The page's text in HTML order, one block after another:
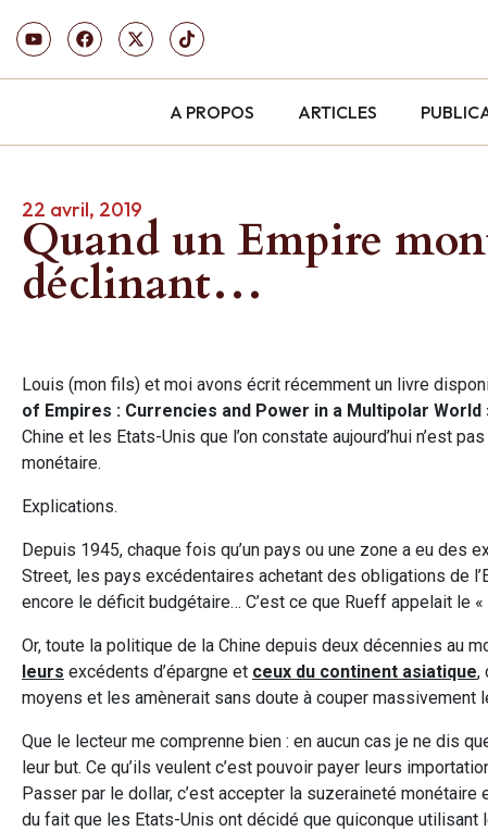
A PROPOS ARTICLES
22 avril, 2019
Quand un Empire
déclinant…
Louis (mon fils) et moi avons écrit récemment un livre
of Empires : Currencies and Power in a Multipolar World
Chine et les Etats-Unis que l’on constate aujourd’hui n’est
monétaire.
Explications.
Depuis 1945, chaque fois qu’un pays ou une zone a eu des
Street, les pays excédentaires achetant des obligations de
encore le déficit budgétaire… C’est ce que Rueff appelait le
Or, toute la politique de la Chine depuis deux décennies au
leurs excédents d’épargne et ceux du continent asiatique,
moyens et les amènerait sans doute à couper massivement
Que le lecteur me comprenne bien : en aucun cas je ne dis
leur but. Ce qu’ils veulent c’est pouvoir payer leurs
Passer par le dollar, c’est accepter la suzeraineté
du fait que les Etats-Unis ont décidé que quiconque utilisant